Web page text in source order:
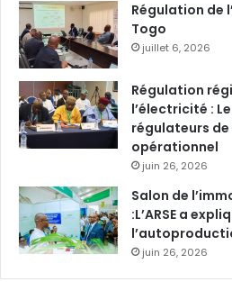
Régulation de
Togo
juillet 6, 2026
Régulation
l’électricité :
régulateurs de
opérationnel
juin 26, 2026
Salon de
:L’ARSE a
juin 26, 2026